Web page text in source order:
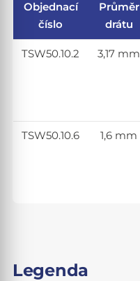
Objednací
číslo
Průměr
drátu
TSW50.10.2 3,17 mm
TSW50.10.6 1,6 mm
Legenda